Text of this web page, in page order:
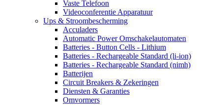
Vaste Telefoon
Videoconferentie Apparatuur
Ups & Stroombescherming
Acculaders
Automatic Power Omschakelautomaten
Batteries - Button Cells - Lithium
Batteries - Rechargeable Standard (li-ion)
Batteries - Rechargeable Standard (nimh)
Batterijen
Circuit Breakers & Zekeringen
Diensten & Garanties
Omvormers